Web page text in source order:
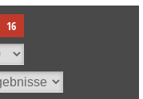
16